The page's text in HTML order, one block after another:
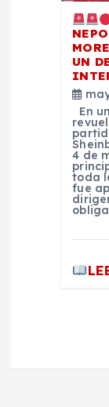
UN
En
4 de
toda
fue